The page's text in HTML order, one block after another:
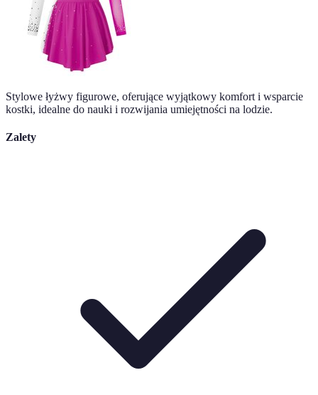
Stylowe łyżwy figurowe, oferujące wyjątkowy komfort i wsparcie
kostki, idealne do nauki i rozwijania umiejętności na lodzie.
Zalety